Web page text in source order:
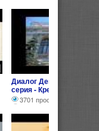
Диалог Деньги Банки
серия - Кредит)
3701 просмотр